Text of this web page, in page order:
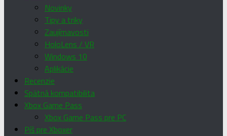
Novinky
Tipy a triky
Zaujímavosti
HoloLens / VR
Windows 10
Aplikácie
Recenzie
Spätná kompatibilita
Xbox Game Pass
Xbox Game Pass pre PC
Píš pre Xboxer